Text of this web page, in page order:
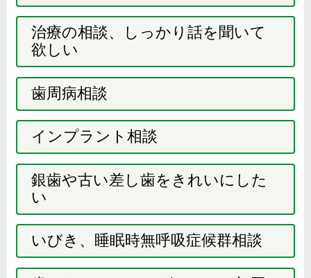
治療の相談、しっかり話を聞いて
欲しい
歯周病相談
インプラント相談
銀歯や古い差し歯をきれいにした
い
いびき、睡眠時無呼吸症候群相談